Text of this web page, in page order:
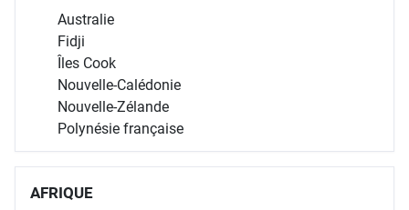
Australie
Fidji
Îles Cook
Nouvelle-Calédonie
Nouvelle-Zélande
Polynésie française
AFRIQUE